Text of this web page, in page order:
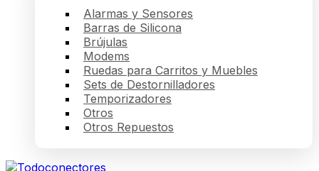
Alarmas y Sensores
Barras de Silicona
Brújulas
Modems
Ruedas para Carritos y Muebles
Sets de Destornilladores
Temporizadores
Otros
Otros Repuestos